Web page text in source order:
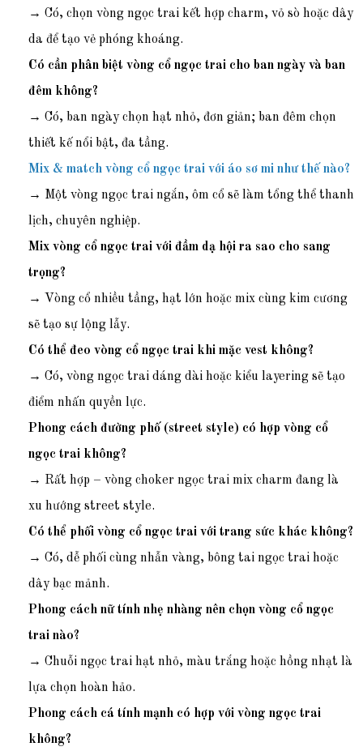
→ Có, chọn vòng ngọc trai kết hợp charm, vỏ sò hoặc dây
da để tạo vẻ phóng khoáng.
Có cần phân biệt vòng cổ ngọc trai cho ban ngày và ban
đêm không?
→ Có, ban ngày chọn hạt nhỏ, đơn giản; ban đêm chọn
thiết kế nổi bật, đa tầng.
Mix & match vòng cổ ngọc trai với áo sơ mi như thế nào?
→ Một vòng ngọc trai ngắn, ôm cổ sẽ làm tổng thể thanh
lịch, chuyên nghiệp.
Mix vòng cổ ngọc trai với đầm dạ hội ra sao cho sang
trọng?
→ Vòng cổ nhiều tầng, hạt lớn hoặc mix cùng kim cương
sẽ tạo sự lộng lẫy.
Có thể đeo vòng cổ ngọc trai khi mặc vest không?
→ Có, vòng ngọc trai dáng dài hoặc kiểu layering sẽ tạo
điểm nhấn quyền lực.
Phong cách đường phố (street style) có hợp vòng cổ
ngọc trai không?
→ Rất hợp – vòng choker ngọc trai mix charm đang là
xu hướng street style.
Có thể phối vòng cổ ngọc trai với trang sức khác không?
→ Có, dễ phối cùng nhẫn vàng, bông tai ngọc trai hoặc
dây bạc mảnh.
Phong cách nữ tính nhẹ nhàng nên chọn vòng cổ ngọc
trai nào?
→ Chuỗi ngọc trai hạt nhỏ, màu trắng hoặc hồng nhạt là
lựa chọn hoàn hảo.
Phong cách cá tính mạnh có hợp với vòng ngọc trai
không?